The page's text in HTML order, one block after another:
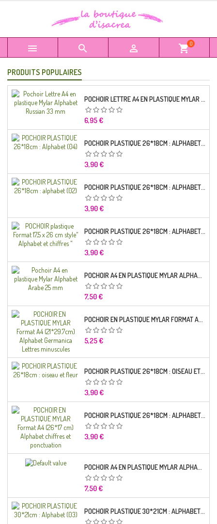
   shopping_cart0
PRODUITS POPULAIRES
POCHOIR LETTRE A4 EN PLASTIQUE MYLAR ALPHABET RUSSIAN 33 MM
Prix
6,95 €
POCHOIR PLASTIQUE 26*18CM : ALPHABET (04)
Prix
3,90 €
POCHOIR PLASTIQUE 26*18CM : ALPHABET (02)
Prix
3,90 €
POCHOIR PLASTIQUE 26*18CM : ALPHABET (01)
Prix
3,90 €
POCHOIR A4 EN PLASTIQUE MYLAR ALPHABET ARABE 25 MM
Prix
7,50 €
POCHOIR EN PLASTIQUE MYLAR FORMAT A4 (21*29.7CM) ALPHABET GERMANICA LETTRES MINUSCULES
Prix
5,25 €
POCHOIR PLASTIQUE 26*18CM : OISEAU ET FLEUR
Prix
3,90 €
POCHOIR PLASTIQUE 26*18CM : ALPHABET (03)
Prix
3,90 €
POCHOIR A4 EN PLASTIQUE MYLAR ALPHABET LETTRE TYPO CHARLEMAGNE 28 MM
Prix
7,50 €
POCHOIR PLASTIQUE 30*21CM : ALPHABET (03)